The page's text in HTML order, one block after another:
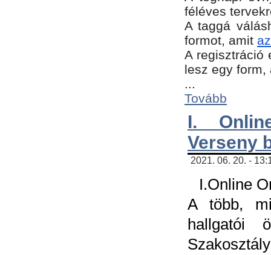
féléves
A taggá
formot, amit
A regisztráció
lesz egy
...
Tovább
I.
Verseny
2021. 06. 20. -
I.Online
A több,
hallgatói